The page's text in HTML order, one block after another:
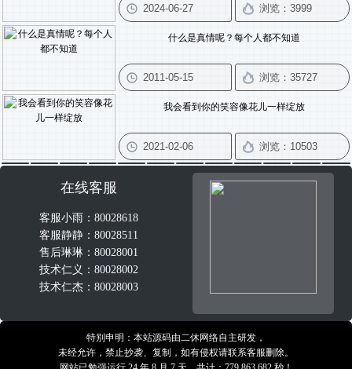
什么是真情呢？每个人都不知道
我会看到你的笑容像花儿一样绽放
在线客服
客服小雨：80028618
客服静静：80028511
售后琳琳：80028001
技术仁义：80028002
技术仁杰：80028003
特别申明：本站源码由二休网络自主研发，
未经允许，禁止抄袭、复制，如有侵权请联系客服删除。